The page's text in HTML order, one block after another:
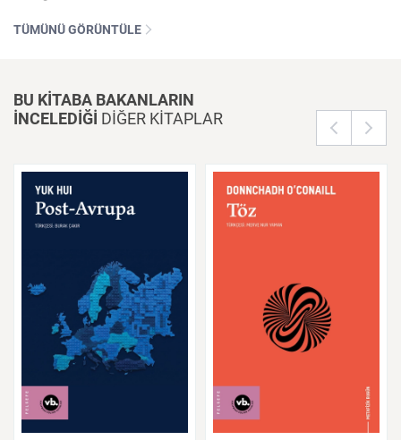
TÜMÜNÜ GÖRÜNTÜLE
BU KİTABA BAKANLARIN
İNCELEDİĞİ DİĞER KİTAPLAR